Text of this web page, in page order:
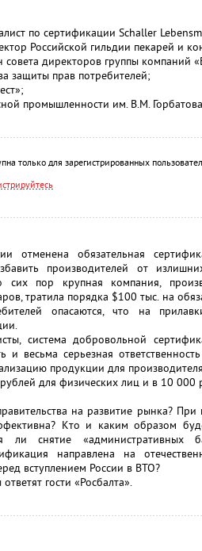
по сертификации Schaller
Российской гильдии пекарей и
совета директоров группы компаний
защиты прав потребителей;
промышленности им. В.М.
только для зарегистрированных
отменена обязательная
производителей от
пор крупная компания,
тратила порядка $100 тыс. на
опасаются, что на
система добровольной
и весьма серьезная
продукции для
для физических лиц и в 10 000
на развитие рынка?
Кто и каким образом
ли снятие «административных
направлена на
вступлением России в ВТО?
гости «Росбалта».